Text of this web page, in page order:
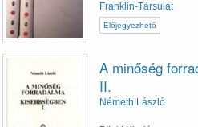
Franklin-Társulat
Előjegyezhető
A minőség
II.
Németh László